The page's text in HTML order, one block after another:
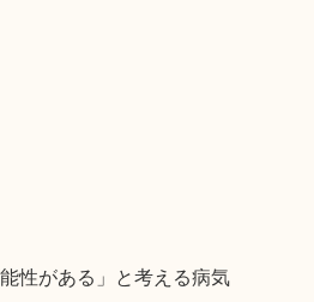
性がある」と考える病気